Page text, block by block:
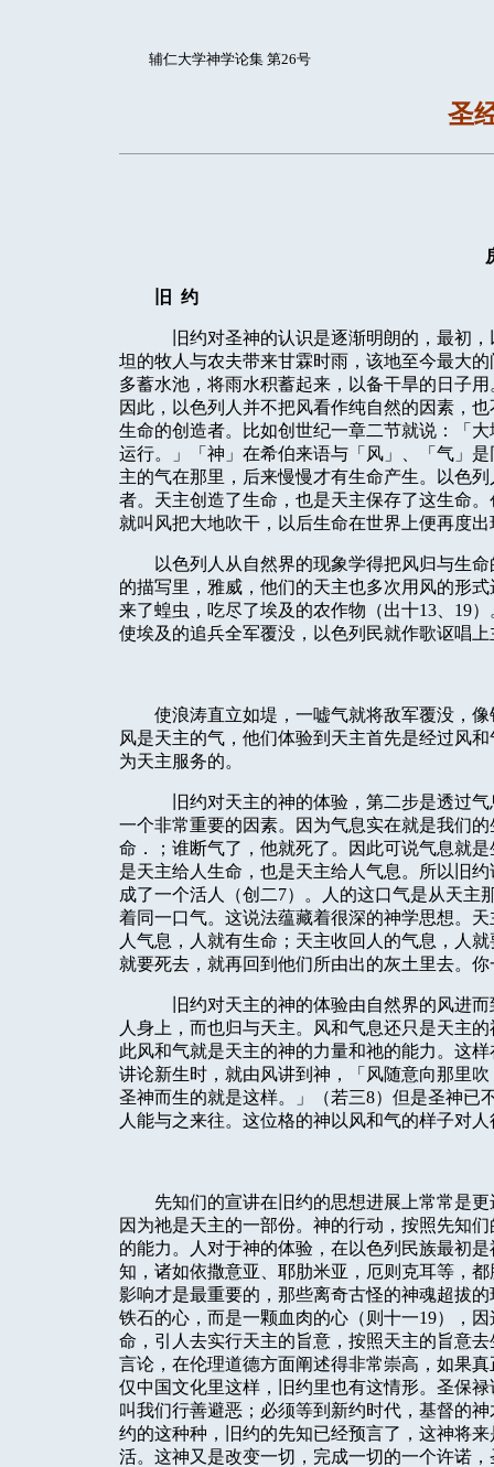
辅仁大学神学论集 第26号
圣
旧 约
旧约对圣神的认识是逐渐明朗的，最初
坦的牧人与农夫带来甘霖时雨，该地至今最大
多蓄水池，将雨水积蓄起来，以备干旱的日子
因此，以色列人并不把风看作纯自然的因素，
生命的创造者。比如创世纪一章二节就说：「
运行。」「神」在希伯来语与「风」、「气」
主的气在那里，后来慢慢才有生命产生。以色
者。天主创造了生命，也是天主保存了这生命
就叫风把大地吹干，以后生命在世界上便再度出
以色列人从自然界的现象学得把风归与生
的描写里，雅威，他们的天主也多次用风的形
来了蝗虫，吃尽了埃及的农作物（出十13 19
使埃及的追兵全军覆没，以色列民就作歌讴唱
使浪涛直立如堤，一嘘气就将敌军覆没，
风是天主的气，他们体验到天主首先是经过风
为天主服务的。
旧约对天主的神的体验，第二步是透过
一个非常重要的因素。因为气息实在就是我们
命．；谁断气了，他就死了。因此可说气息就
是天主给人生命，也是天主给人气息。所以旧
成了一个活人（创二7）。人的这口气是从天主
着同一口气。这说法蕴藏着很深的神学思想。
人气息，人就有生命；天主收回人的气息，人
就要死去，就再回到他们所由出的灰土里去。
旧约对天主的神的体验由自然界的风进
人身上，而也归与天主。风和气息还只是天主
此风和气就是天主的神的力量和祂的能力。这
讲论新生时，就由风讲到神，「风随意向那里
圣神而生的就是这样。」（若三8）但是圣神已
人能与之来往。这位格的神以风和气的样子对
先知们的宣讲在旧约的思想进展上常常是
因为祂是天主的一部份。神的行动，按照先知
的能力。人对于神的体验，在以色列民族最初
知，诸如依撒意亚、耶肋米亚，厄则克耳等，
影响才是最重要的，那些离奇古怪的神魂超拔
铁石的心，而是一颗血肉的心（则十一19），
命，引人去实行天主的旨意，按照天主的旨意
言论，在伦理道德方面阐述得非常崇高，如果
仅中国文化里这样，旧约里也有这情形。圣保
叫我们行善避恶；必须等到新约时代，基督的
约的这种种，旧约的先知已经预言了，这神将
活。这神又是改变一切，完成一切的一个许诺